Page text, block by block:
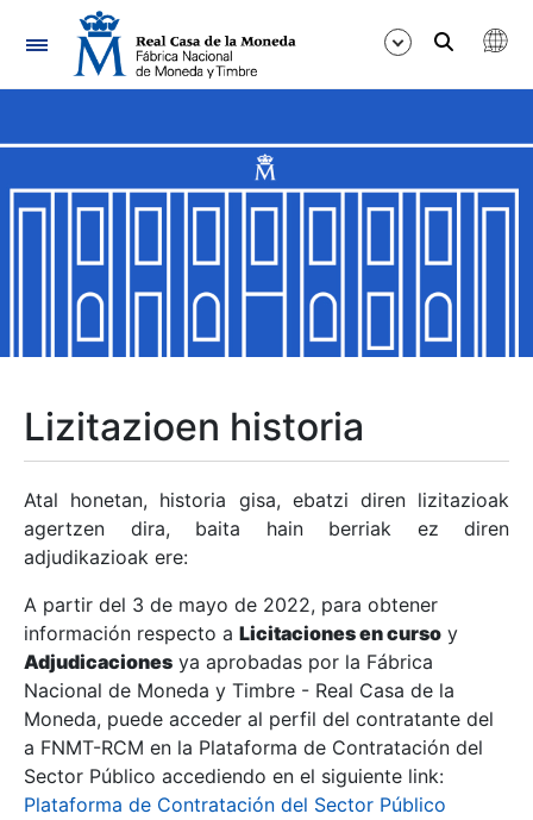
Nabigazioa
Erakutsi/Ezkutatu
Erakutsi/Ezkutatu
Erakutsi/Ezkutatu
Erakutsi/Ezkutatu
Erakutsi/Ezkutatu
Erakutsi/Ezkutatu
Erakutsi/Ezkutatu
Lizitazioen historia
Atal honetan, historia gisa, ebatzi diren lizitazioak
agertzen dira, baita hain berriak ez diren
adjudikazioak ere:
A partir del 3 de mayo de 2022, para obtener
información respecto a Licitaciones en curso y
Adjudicaciones ya aprobadas por la Fábrica
Nacional de Moneda y Timbre - Real Casa de la
Moneda, puede acceder al perfil del contratante del
a FNMT-RCM en la Plataforma de Contratación del
Sector Público accediendo en el siguiente link:
Plataforma de Contratación del Sector Público